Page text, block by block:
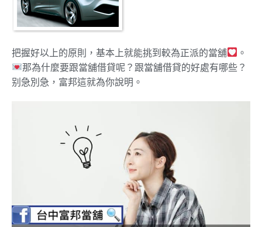
把握好以上的原則，基本上就能挑到較為正派的當舖
。
那為什麼要跟當舖借貸呢？跟當舖借貸的好處有哪些？
别急別急，富邦這就為你說明。